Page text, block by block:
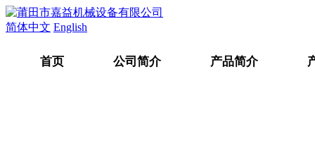
简体中文 English
首页 公司简介 产品简介